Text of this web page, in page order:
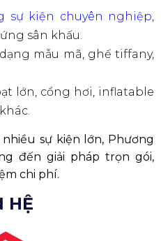
sự kiện chuyên nghiệp,
sân khấu.
mẫu mã, ghế tiffany,
lớn, cổng hơi, inflatable
sự kiện lớn, Phương
đến giải pháp trọn gói,
chi phí.
HỆ